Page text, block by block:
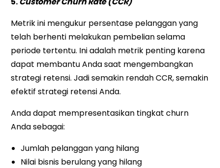
Metrik ini mengukur persentase pelanggan yang
telah berhenti melakukan pembelian selama
periode tertentu. Ini adalah metrik penting karena
dapat membantu Anda saat mengembangkan
strategi retensi. Jadi semakin rendah CCR, semakin
efektif strategi retensi Anda.
Anda dapat mempresentasikan tingkat churn
Anda sebagai:
Jumlah pelanggan yang hilang
Nilai bisnis berulang yang hilang